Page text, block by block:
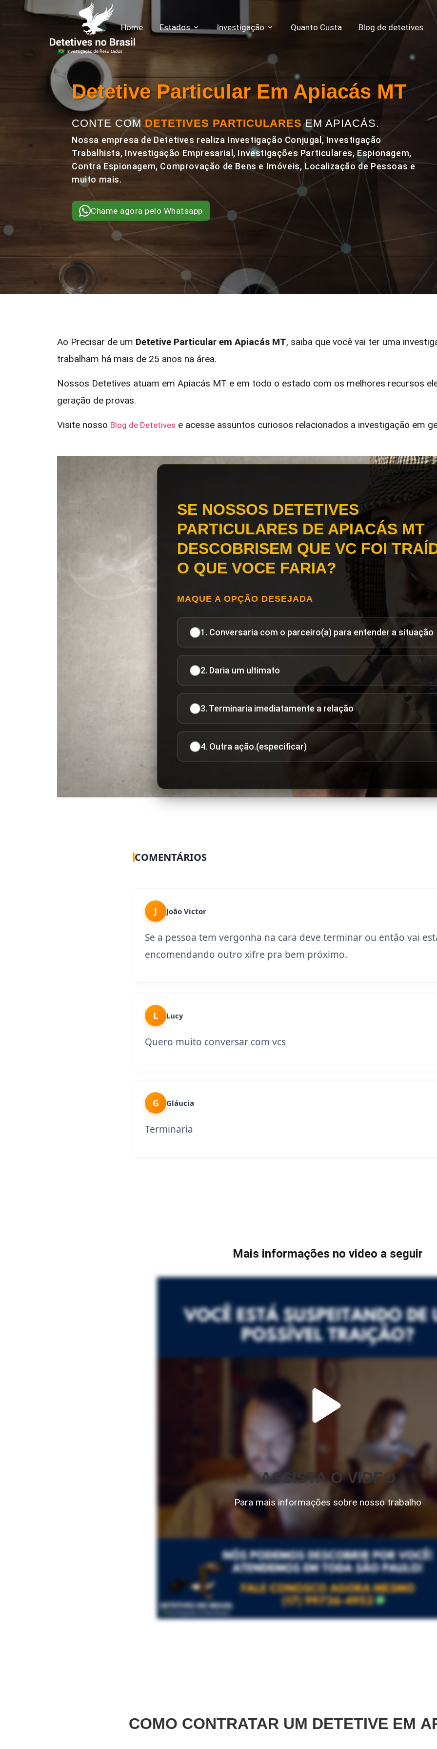
Home Estados Investigação Quanto Custa Blog de detetives
Detetive Particular Em Apiacás MT
CONTE COMDETETIVES PARTICULARESEM APIACÁS.
Nossa empresa de Detetives realiza Investigação Conjugal, Investigação
Trabalhista, Investigação Empresarial, Investigações Particulares, Espionagem,
Contra Espionagem, Comprovação de Bens e Imóveis, Localização de Pessoas e
muito mais.
Chame agora pelo Whatsapp
Ao Precisar de um Detetive Particular em Apiacás MT, saiba que você vai ter uma
trabalham há mais de 25 anos na área.
Nossos Detetives atuam em Apiacás MT e em todo o estado com os melhores recursos
geração de provas.
Visite nosso Blog de Detetives e acesse assuntos curiosos relacionados a investigação em
SE NOSSOS DETETIVES
PARTICULARES DE APIACÁS MT
DESCOBRISEM QUE VC FOI
O QUE VOCE FARIA?
MAQUE A OPÇÃO DESEJADA
1. Conversaria com o parceiro(a) para entender a situação
2. Daria um ultimato
3. Terminaria imediatamente a relação
4. Outra ação.(especificar)
COMENTÁRIOS
J João Victor
Se a pessoa tem vergonha na cara deve terminar ou então vai
encomendando outro xifre pra bem próximo.
L Lucy
Quero muito conversar com vcs
G Gláucia
Terminaria
Mais informações no video a seguir
ASSISTA O VIDEO
Para mais informações sobre nosso trabalho
COMO CONTRATAR UM DETETIVE EM